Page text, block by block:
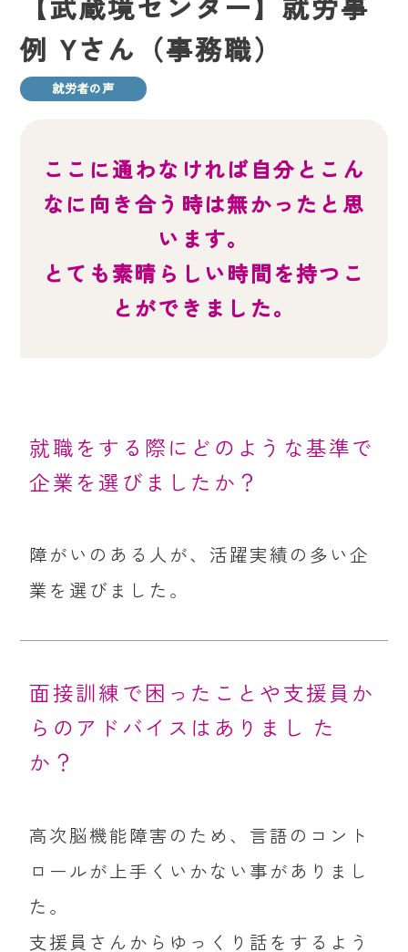
例 Yさん（事務職）
就労者の声
ここに通わなければ自分とこん
なに向き合う時は無かったと思
います。
とても素晴らしい時間を持つこ
とができました。
就職をする際にどのような基準で
企業を選びましたか？
障がいのある人が、活躍実績の多い企
業を選びました。
面接訓練で困ったことや支援員か
らのアドバイスはありまし た
か？
高次脳機能障害のため、言語のコント
ロールが上手くいかない事がありまし
た。
支援員さんからゆっくり話をするよう